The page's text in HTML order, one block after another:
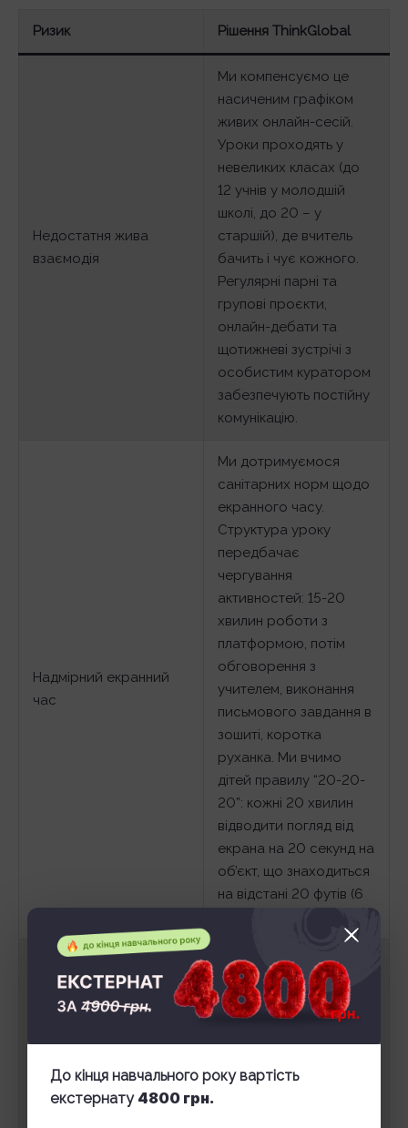
До кінця навчального року вартість
екстернату 4800 грн.
Ризик Рішення ThinkGlobal
Недостатня жива
взаємодія
Ми компенсуємо це
насиченим графіком
живих онлайн-сесій.
Уроки проходять у
невеликих класах (до
12 учнів у молодшій
школі, до 20 – у
старшій), де вчитель
бачить і чує кожного.
Регулярні парні та
групові проєкти,
онлайн-дебати та
щотижневі зустрічі з
особистим куратором
забезпечують постійну
комунікацію.
Надмірний екранний
час
Ми дотримуємося
санітарних норм щодо
екранного часу.
Структура уроку
передбачає
чергування
активностей: 15-20
хвилин роботи з
платформою, потім
обговорення з
учителем, виконання
письмового завдання в
зошиті, коротка
руханка. Ми вчимо
дітей правилу “20-20-
20”: кожні 20 хвилин
відводити погляд від
екрана на 20 секунд на
об’єкт, що знаходиться
на відстані 20 футів (6
Ми зміщуємо акцент з
тестів із єдиною
правильною відповіддю
креативності та